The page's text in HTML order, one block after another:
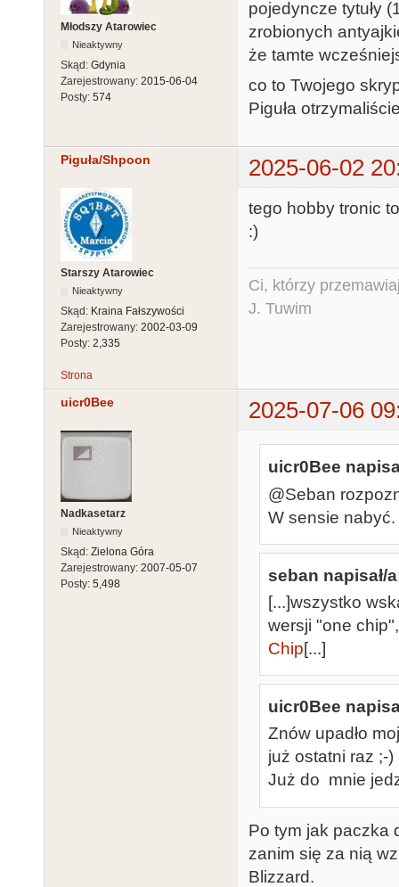
Młodszy Atarowiec
Nieaktywny
Skąd: Gdynia
Zarejestrowany: 2015-06-04
Posty: 574
pojedyncze tytuły
zrobionych
że tamte
co to Twojego
Piguła
Piguła/Shpoon 2025-06-02
Starszy Atarowiec
Nieaktywny
Skąd: Kraina Fałszywości
Zarejestrowany: 2002-03-09
Posty: 2,335
tego hobby tronic
:)
Ci, którzy
J. Tuwim
Strona
uicr0Bee 2025-07-06
Nadkasetarz
Nieaktywny
Skąd: Zielona Góra
Zarejestrowany: 2007-05-07
Posty: 5,498
uicr0Bee
@Seban
W sensie nabyć.
seban napisał/
[...]wszystko
wersji "one
Chip[...]
uicr0Bee
Znów upadło
już ostatni raz ;-)
Już do mnie
Po tym jak paczka
zanim się za nią
Blizzard.